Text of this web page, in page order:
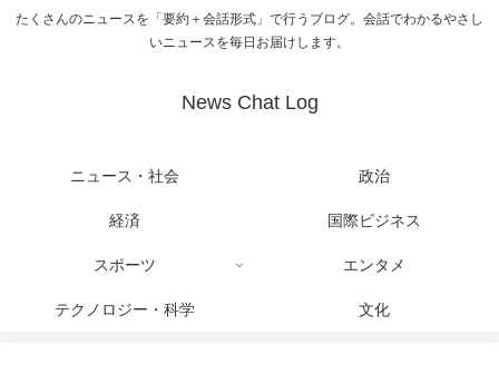
たくさんのニュースを「要約＋会話形式」で行うブログ。会話でわかるやさし
いニュースを毎日お届けします。
News Chat Log
ニュース・社会 政治
経済 国際ビジネス
スポーツ エンタメ
テクノロジー・科学 文化